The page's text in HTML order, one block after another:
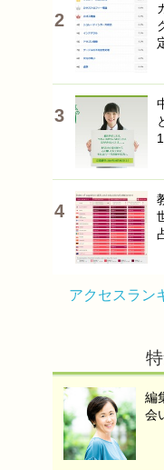
アクセスラン
編
会